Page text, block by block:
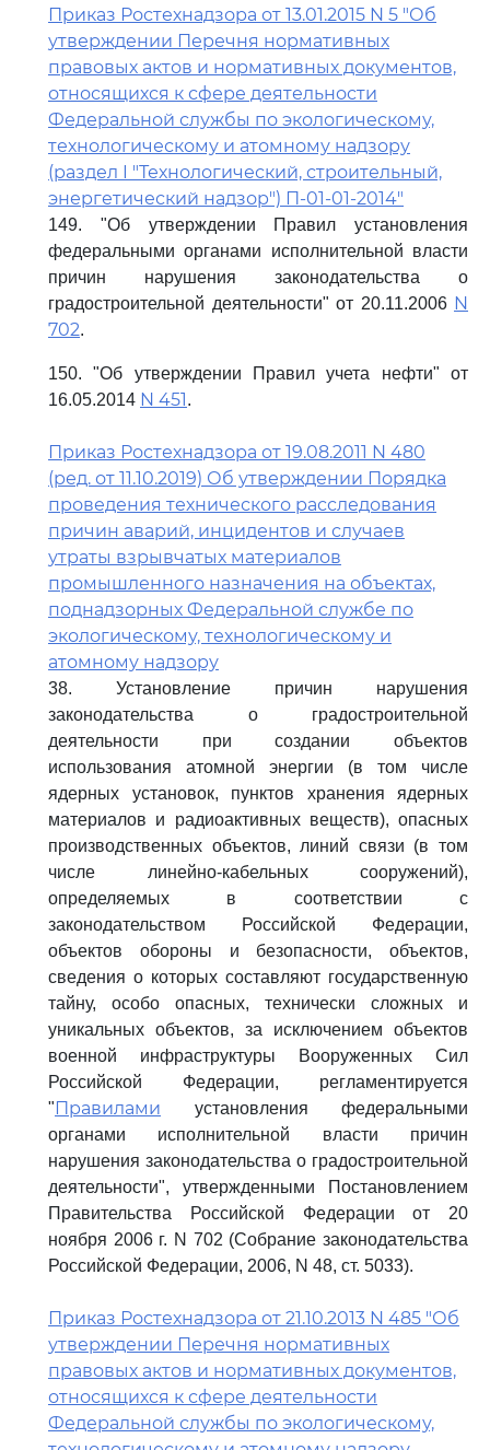
Приказ Ростехнадзора от 13.01.2015 N 5 "Об
утверждении Перечня нормативных
правовых актов и нормативных документов,
относящихся к сфере деятельности
Федеральной службы по экологическому,
технологическому и атомному надзору
(раздел I "Технологический, строительный,
энергетический надзор") П-01-01-2014"
149. "Об утверждении Правил установления
федеральными органами исполнительной власти
причин нарушения законодательства о
градостроительной деятельности" от 20.11.2006 N
702.
150. "Об утверждении Правил учета нефти" от
16.05.2014 N 451.
Приказ Ростехнадзора от 19.08.2011 N 480
(ред. от 11.10.2019) Об утверждении Порядка
проведения технического расследования
причин аварий, инцидентов и случаев
утраты взрывчатых материалов
промышленного назначения на объектах,
поднадзорных Федеральной службе по
экологическому, технологическому и
атомному надзору
38. Установление причин нарушения
законодательства о градостроительной
деятельности при создании объектов
использования атомной энергии (в том числе
ядерных установок, пунктов хранения ядерных
материалов и радиоактивных веществ), опасных
производственных объектов, линий связи (в том
числе линейно-кабельных сооружений),
определяемых в соответствии с
законодательством Российской Федерации,
объектов обороны и безопасности, объектов,
сведения о которых составляют государственную
тайну, особо опасных, технически сложных и
уникальных объектов, за исключением объектов
военной инфраструктуры Вооруженных Сил
Российской Федерации, регламентируется
"Правилами установления федеральными
органами исполнительной власти причин
нарушения законодательства о градостроительной
деятельности", утвержденными Постановлением
Правительства Российской Федерации от 20
ноября 2006 г. N 702 (Собрание законодательства
Российской Федерации, 2006, N 48, ст. 5033).
Приказ Ростехнадзора от 21.10.2013 N 485 "Об
утверждении Перечня нормативных
правовых актов и нормативных документов,
относящихся к сфере деятельности
Федеральной службы по экологическому,